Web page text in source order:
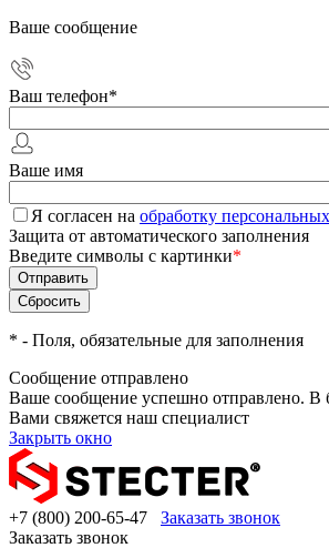
Ваше сообщение
Ваш телефон*
Ваше имя
Я согласен на обработку
Защита от автоматического заполнения
Введите символы с картинки*
* - Поля, обязательные для заполнения
Сообщение отправлено
Ваше сообщение успешно отправлено. В
Вами свяжется наш специалист
Закрыть окно
+7 (800) 200-65-47
Заказать звонок
Заказать звонок